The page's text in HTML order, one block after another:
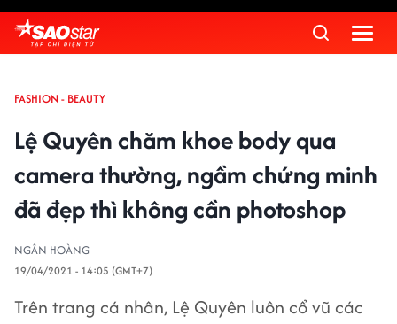
FASHION - BEAUTY
Lệ Quyên chăm khoe body qua
camera thường, ngầm chứng minh
đã đẹp thì không cần photoshop
NGÂN HOÀNG
19/04/2021 - 14:05 (GMT+7)
Trên trang cá nhân, Lệ Quyên luôn cổ vũ các